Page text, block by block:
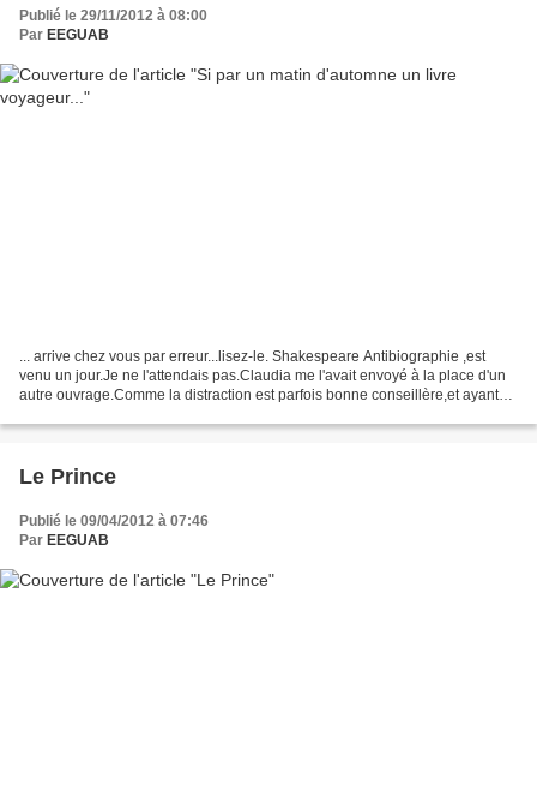
Publié le 29/11/2012 à 08:00
Par EEGUAB
... arrive chez vous par erreur...lisez-le. Shakespeare Antibiographie ,est
venu un jour.Je ne l'attendais pas.Claudia me l'avait envoyé à la place d'un
autre ouvrage.Comme la distraction est parfois bonne conseillère,et ayant
Le Prince
Publié le 09/04/2012 à 07:46
Par EEGUAB